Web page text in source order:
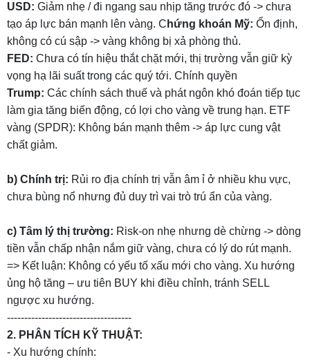
USD: Giảm nhẹ / đi ngang sau nhịp tăng trước đó -> chưa
tạo áp lực bán mạnh lên vàng. C hứng khoán Mỹ: Ổn định,
không có cú sập -> vàng không bị xả phòng thủ.
FED: Chưa có tín hiệu thắt chặt mới, thị trường vẫn giữ kỳ
vọng hạ lãi suất trong các quý tới. Chính quyền
Trump: Các chính sách thuế và phát ngôn khó đoán tiếp tục
làm gia tăng biến động, có lợi cho vàng về trung hạn. ETF
vàng (SPDR): Không bán mạnh thêm -> áp lực cung vật
chất giảm.
b) Chính trị: Rủi ro địa chính trị vẫn âm ỉ ở nhiều khu vực,
chưa bùng nổ nhưng đủ duy trì vai trò trú ẩn của vàng.
c) Tâm lý thị trường: Risk-on nhẹ nhưng dè chừng -> dòng
tiền vẫn chấp nhận nắm giữ vàng, chưa có lý do rút mạnh.
=> Kết luận: Không có yếu tố xấu mới cho vàng. Xu hướng
ủng hộ tăng – ưu tiên BUY khi điều chỉnh, tránh SELL
ngược xu hướng.
------------------------------------
2. PHÂN TÍCH KỸ THUẬT:
- Xu hướng chính: